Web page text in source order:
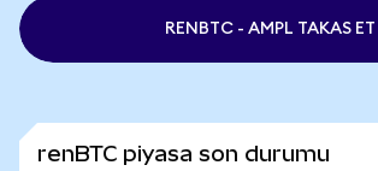
RENBTC - AMPL TAKAS ET
renBTC piyasa son durumu